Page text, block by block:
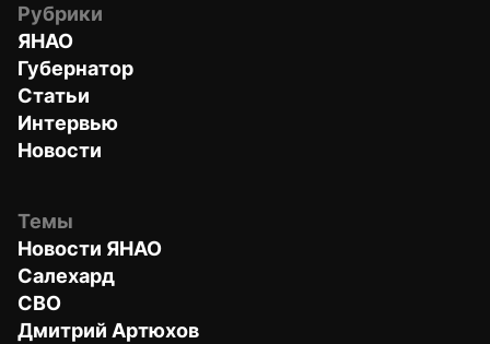
Рубрики
ЯНАО
Губернатор
Статьи
Интервью
Новости
Темы
Новости ЯНАО
Салехард
СВО
Дмитрий Артюхов